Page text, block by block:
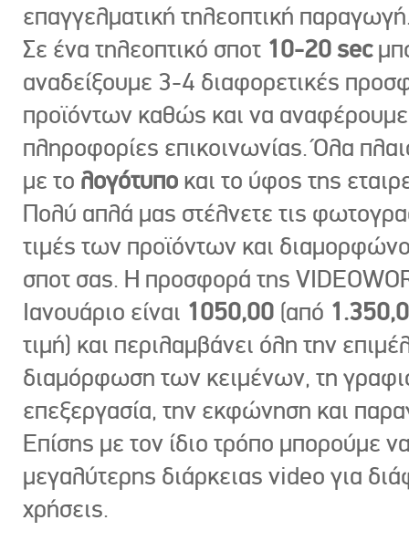
επαγγελματική τηλεοπτική
Σε ένα τηλεοπτικό σποτ 10-20 sec
αναδείξουμε 3-4 διαφορετικές
προϊόντων καθώς και να
πληροφορίες επικοινωνίας. Όλα
με το λογότυπο και το ύφος της
Πολύ απλά μας στέλνετε τις
τιμές των προϊόντων και
σποτ σας. Η προσφορά της
Ιανουάριο είναι 1050,00 (από
τιμή) και περιλαμβάνει όλη την
διαμόρφωση των κειμένων, τη
επεξεργασία, την εκφώνηση και
Επίσης με τον ίδιο τρόπο μπορούμε
μεγαλύτερης διάρκειας video για
χρήσεις.